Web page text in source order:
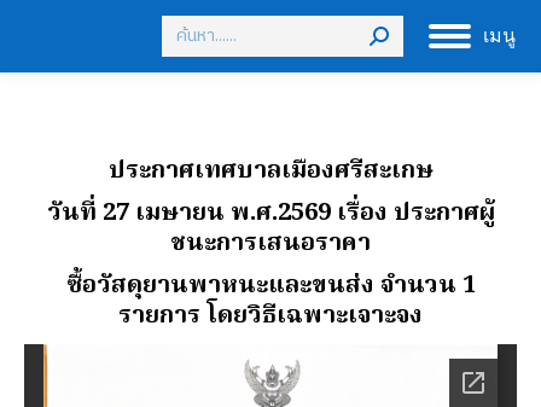
เมนู
Search:
ประกาศเทศบาลเมืองศรีสะเกษ
วันที่ 27 เมษายน พ.ศ.2569 เรื่อง ประกาศผู้
ชนะการเสนอราคา
ซื้อวัสดุยานพาหนะและขนส่ง จํานวน 1
รายการ โดยวิธีเฉพาะเจาะจง